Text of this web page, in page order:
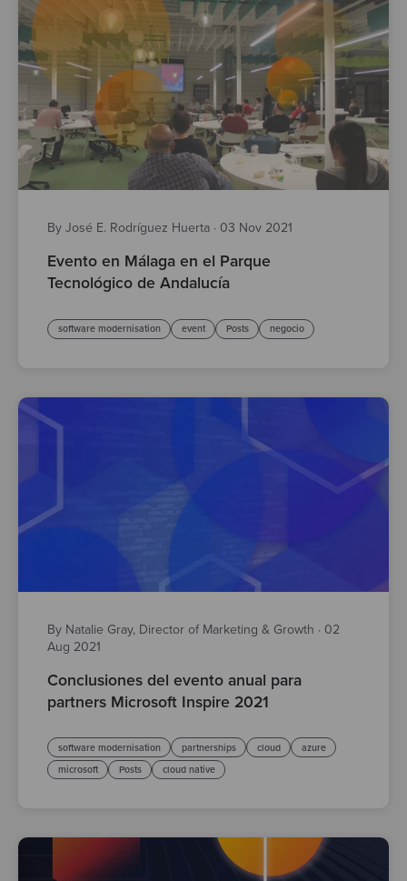
By José E. Rodríguez Huerta · 03 Nov 2021
Evento en Málaga en el Parque
Tecnológico de Andalucía
software modernisation event Posts negocio
By Natalie Gray, Director of Marketing & Growth · 02
Aug 2021
Conclusiones del evento anual para
partners Microsoft Inspire 2021
software modernisation partnerships cloud
azure
microsoft
Posts cloud native